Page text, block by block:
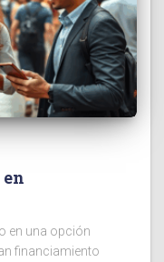
en una opción
financiamiento